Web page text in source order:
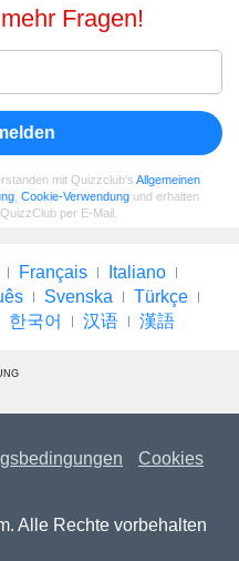
Fragen!
mit Quizzclub's Allgemeinen
Cookie-Verwendung und erhalten
per E-Mail.
Français
Italiano
Svenska
Türkçe
한국어 汉语 漢語
Cookies
Alle Rechte vorbehalten